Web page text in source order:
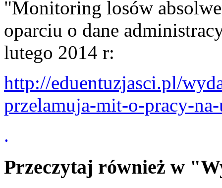
"Monitoring losów
oparciu o dane
lutego 2014 r:
http://eduentuzjasci.pl/
przelamuja-mit-o-pracy-
.
Przeczytaj również w